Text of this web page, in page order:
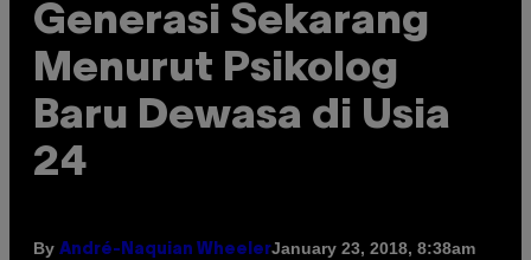
Generasi Sekarang
Menurut Psikolog
Baru Dewasa di Usia
24
By André-Naquian WheelerJanuary 23, 2018, 8:38am